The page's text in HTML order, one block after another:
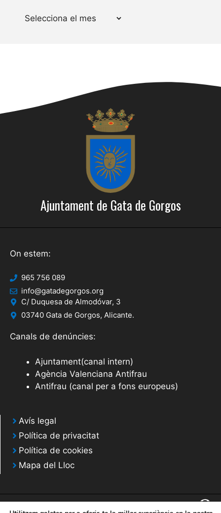
Arxius
Ajuntament de Gata de Gorgos
On estem:
965 756 089
info@gatadegorgos.org
C/ Duquesa de Almodóvar, 3
03740 Gata de Gorgos, Alicante.
Canals de denúncies:
Ajuntament(canal intern)
Agència Valenciana Antifrau
Antifrau (canal per a fons europeus)
Avís legal
Política de privacitat
Política de cookies
Mapa del Lloc